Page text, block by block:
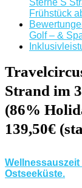
Sterne S
Frühstück
Golf – &
Strand im
(86%
139,50€
Ostseeküste.